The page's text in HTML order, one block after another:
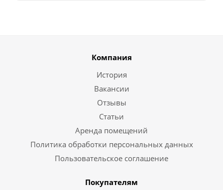
Компания
История
Вакансии
Отзывы
Статьи
Аренда помещений
Политика обработки персональных данных
Пользовательское соглашение
Покупателям